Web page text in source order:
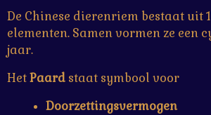
De Chinese dierenriem bestaat uit
elementen. Samen vormen ze een
jaar.
HetPaard staat symbool voor
Doorzettingsvermogen